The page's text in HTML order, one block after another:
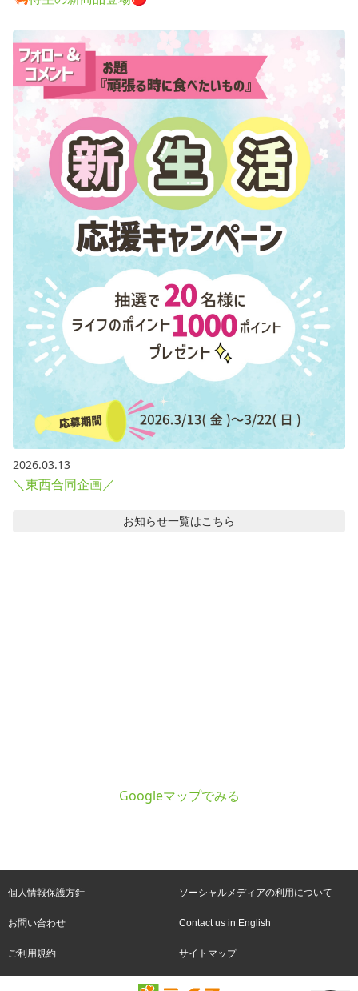
2026.03.13
＼東西合同企画／
お知らせ一覧はこちら
Googleマップでみる
個人情報保護方針 ソーシャルメディアの利用について
お問い合わせ Contact us in English
ご利用規約 サイトマップ